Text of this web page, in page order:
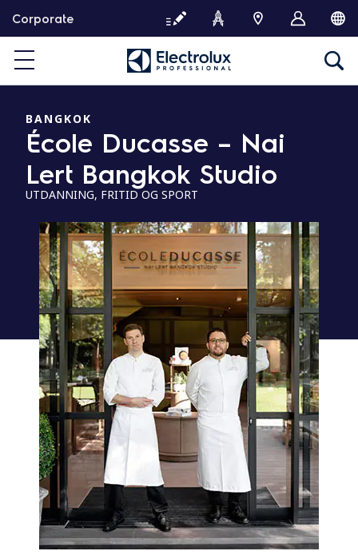
t
Corporate
BANGKOK
École Ducasse – Nai
Lert Bangkok Studio
UTDANNING, FRITID OG SPORT